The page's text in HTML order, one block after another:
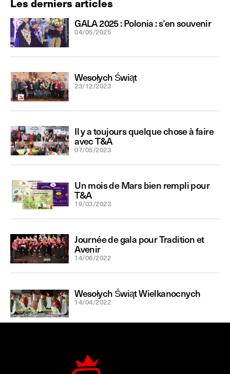
GALA 2025 : Polonia : s’en souvenir
04/05/2025
Wesołych Świąt
23/12/2023
Il y a toujours quelque chose à faire
avec T&A
07/05/2023
Un mois de Mars bien rempli pour
T&A
19/03/2023
Journée de gala pour Tradition et
Avenir
14/06/2022
Wesołych Świąt Wielkanocnych
14/04/2022